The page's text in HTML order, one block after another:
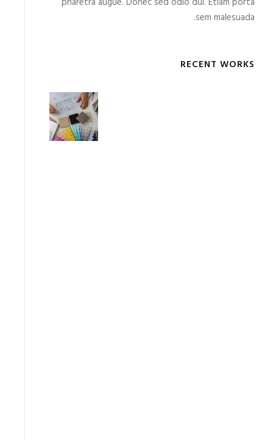
sem malesuada.
RECENT WORKS